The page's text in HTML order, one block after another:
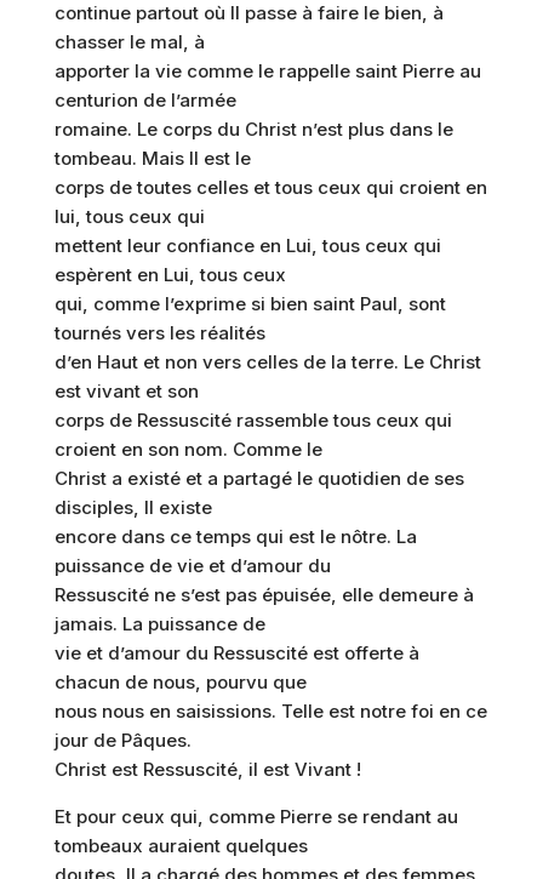
continue partout où Il passe à faire le bien, à
chasser le mal, à
apporter la vie comme le rappelle saint Pierre au
centurion de l’armée
romaine. Le corps du Christ n’est plus dans le
tombeau. Mais Il est le
corps de toutes celles et tous ceux qui croient en
lui, tous ceux qui
mettent leur confiance en Lui, tous ceux qui
espèrent en Lui, tous ceux
qui, comme l’exprime si bien saint Paul, sont
tournés vers les réalités
d’en Haut et non vers celles de la terre. Le Christ
est vivant et son
corps de Ressuscité rassemble tous ceux qui
croient en son nom. Comme le
Christ a existé et a partagé le quotidien de ses
disciples, Il existe
encore dans ce temps qui est le nôtre. La
puissance de vie et d’amour du
Ressuscité ne s’est pas épuisée, elle demeure à
jamais. La puissance de
vie et d’amour du Ressuscité est offerte à
chacun de nous, pourvu que
nous nous en saisissions. Telle est notre foi en ce
jour de Pâques.
Christ est Ressuscité, il est Vivant !
Et pour ceux qui, comme Pierre se rendant au
tombeaux auraient quelques